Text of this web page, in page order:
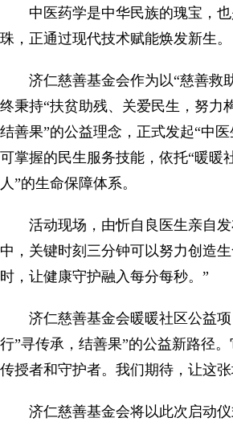
中医药学是中华民族的瑰宝，
珠，正通过现代技术赋能焕发新生。
济仁慈善基金会作为以“慈善救
终秉持“扶贫助残、关爱民生，努力
结善果”的公益理念，正式发起“中
可掌握的民生服务技能，依托“暖暖
人”的生命保障体系。
活动现场，由忻自良医生亲自
中，关键时刻三分钟可以努力创造
时，让健康守护融入每分每秒。”
济仁慈善基金会暖暖社区公益
行”寻传承，结善果”的公益新路径
传授者和守护者。我们期待，让这
济仁慈善基金会将以此次启动